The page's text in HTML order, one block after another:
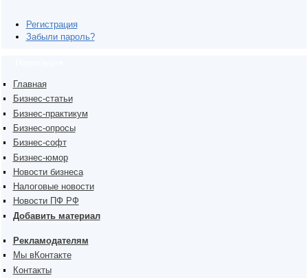
Регистрация
Забыли пароль?
Главная
Бизнес-статьи
Бизнес-практикум
Бизнес-опросы
Бизнес-софт
Бизнес-юмор
Новости бизнеса
Налоговые новости
Новости ПФ РФ
Добавить материал
Рекламодателям
Мы вКонтакте
Контакты